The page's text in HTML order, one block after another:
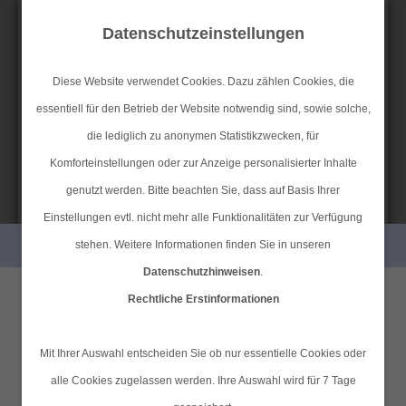
Anfahrt Datenschutz Impressum SIMPLR-LOGIN
Sterbegeld
verstirbt, ist dies für alle Beteiligten ein großer Trauerfall.
Dies ist insbesondere dann der Fall, wenn den
PERSÖNLICHE BERATUNG GEWÜNSCHT?
Ich wünsche eine
möchte Kontakt mit einem
Berater aufnehmen.
Ich verzichte auf eine
möchte mit dem Besuch der
Seite fortfahren.
Datenschutzeinstellungen
Diese Website verwendet Cookies. Dazu zählen Cookies, die
essentiell für den Betrieb der Website notwendig sind, sowie solche,
die lediglich zu anonymen Statistikzwecken, für
Komforteinstellungen oder zur Anzeige personalisierter Inhalte
genutzt werden. Bitte beachten Sie, dass auf Basis Ihrer
Einstellungen evtl. nicht mehr alle Funktionalitäten zur Verfügung
stehen. Weitere Informationen finden Sie in unseren
Datenschutzhinweisen.
Rechtliche Erstinformationen
Mit Ihrer Auswahl entscheiden Sie ob nur essentielle Cookies oder
alle Cookies zugelassen werden. Ihre Auswahl wird für 7 Tage